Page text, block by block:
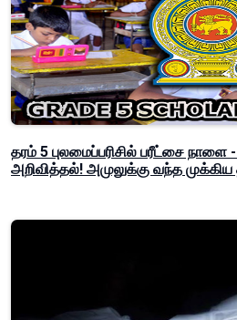
தரம் 5 புலமைப்பரிசில் பரீட்சை
அறிவித்தல்! அமுலுக்கு வந்த